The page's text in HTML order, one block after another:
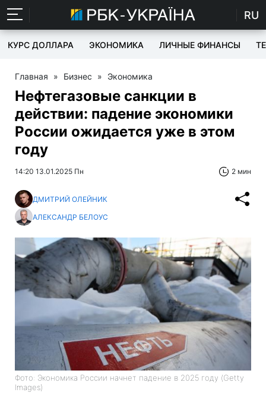
RU
КУРС ДОЛЛАРА ЭКОНОМИКА ЛИЧНЫЕ ФИНАНСЫ
Главная » Бизнес » Экономика
Нефтегазовые санкции в
действии: падение экономики
России ожидается уже в этом
году
14:20 13.01.2025 Пн 2 мин
ДМИТРИЙ ОЛЕЙНИК
АЛЕКСАНДР БЕЛОУС
Фото: Экономика России начнет падение в 2025 году (Getty
Images)